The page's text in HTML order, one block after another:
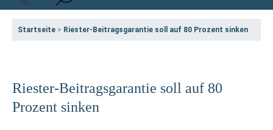
Startseite > Riester-Beitragsgarantie soll auf 80 Prozent sinken
Riester-Beitragsgarantie soll auf 80
Prozent sinken